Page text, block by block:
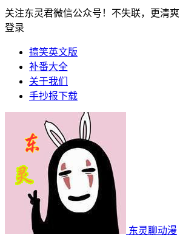
关注东灵君微信公众号！不失联，更清爽
登录
搞笑英文版
补番大全
关于我们
手抄报下载
东灵聊动漫